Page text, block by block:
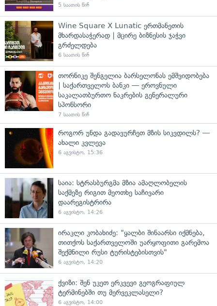
5 საათის წინ
Wine Square X Lunatic ერთმანეთის
მხარდასაჭერად | მცირე ბიზნესის ჯაჭვი
გრძელდება
6 საათის წინ
თორნიკე შენგელია ბარსელონას ემშვიდობება
| საქართველოს ბანკი — ეროვნული
საკალათბურთო ნაკრების გენერალური
სპონსორი
7 საათის წინ
როგორ უნდა გადავურჩეთ მზის სიკვდილს? —
ახალი კვლევა
6 აგვისტო, 15:36
საია: სტრასბურგმა მზია ამაღლობელის
საქმეზე რიგით მეოთხე საჩივარი
დაარეგისტრირა
6 აგვისტო, 14:26
ირაკლი კობახიძე: "ყალბი შინაარსი იქმნება,
თითქოს საქართველოში უარყოფითი გარემოა
შექმნილი რუსი ტურისტებისთვის"
6 აგვისტო, 14:20
ქვიზი: შენ უკეთ ერკვევი გეოგრაფიულ
ტერმინებში თუ მერვეკლასელი?
6 აგვისტო, 14:00